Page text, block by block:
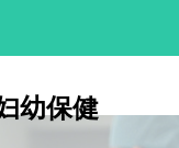
幼保健